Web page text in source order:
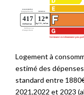
Logement à
estimé des
standard entre
2021,2022 et 2023